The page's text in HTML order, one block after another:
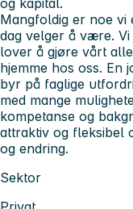
og kapital.
Mangfoldig er noe vi
dag velger å være.
lover å gjøre vårt
hjemme hos oss. En
byr på faglige
med mange
kompetanse og
attraktiv og fleksibel
og endring.
Sektor